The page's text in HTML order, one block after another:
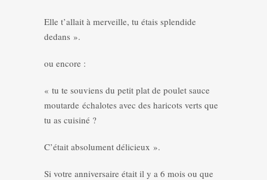
Elle t’allait à merveille, tu étais splendide
dedans ».
ou encore :
« tu te souviens du petit plat de poulet sauce
moutarde échalotes avec des haricots verts que
tu as cuisiné ?
C’était absolument délicieux ».
Si votre anniversaire était il y a 6 mois ou que